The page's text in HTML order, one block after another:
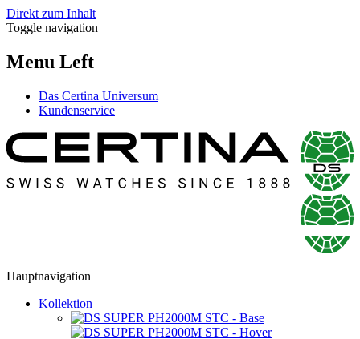
Direkt zum Inhalt
Toggle navigation
Menu Left
Das Certina Universum
Kundenservice
Hauptnavigation
Kollektion